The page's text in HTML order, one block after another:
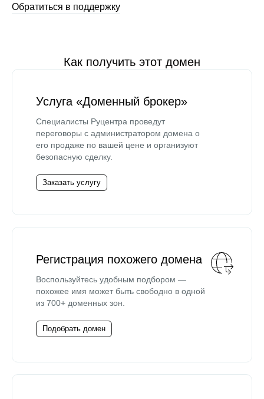
Обратиться в поддержку
Как получить этот домен
Услуга «Доменный брокер»
Специалисты Руцентра проведут
переговоры с администратором домена о
его продаже по вашей цене и организуют
безопасную сделку.
Заказать услугу
Регистрация похожего домена
Воспользуйтесь удобным подбором —
похожее имя может быть свободно в одной
из 700+ доменных зон.
Подобрать домен